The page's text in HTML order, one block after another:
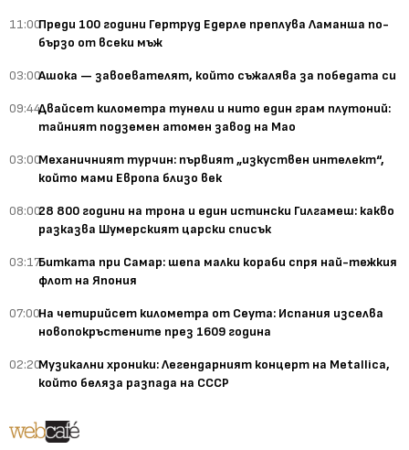
11:00Преди 100 години Гертруд Едерле преплува Ламанша по-
бързо от всеки мъж
03:00Ашока — завоевателят, който съжалява за победата си
09:44Двайсет километра тунели и нито един грам плутоний:
тайният подземен атомен завод на Мао
03:00Механичният турчин: първият „изкуствен интелект“,
който мами Европа близо век
08:0028 800 години на трона и един истински Гилгамеш: какво
разказва Шумерският царски списък
03:17Битката при Самар: шепа малки кораби спря най-тежкия
флот на Япония
07:00На четирийсет километра от Сеута: Испания изселва
новопокръстените през 1609 година
02:20Музикални хроники: Легендарният концерт на Metallica,
който беляза разпада на СССР